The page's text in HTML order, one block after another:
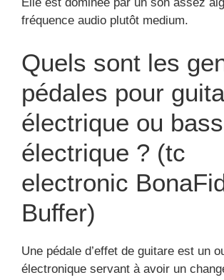
fréquence audio plutôt medium.
Quels sont les
pédales pour
électrique ou
électrique ? (tc
electronic
Buffer)
Une pédale d’effet de guitare est un
électronique servant à avoir un